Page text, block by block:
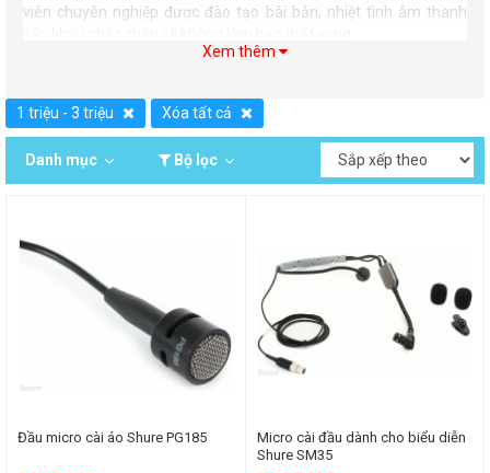
viên chuyên nghiệp được đào tạo bài bản, nhiệt tình âm thanh
Xem thêm
1 triệu - 3 triệu Xóa tất cả
Danh mục Bộ lọc
Đầu micro cài áo Shure PG185
Micro cài đầu dành cho biểu diễn
Shure SM35